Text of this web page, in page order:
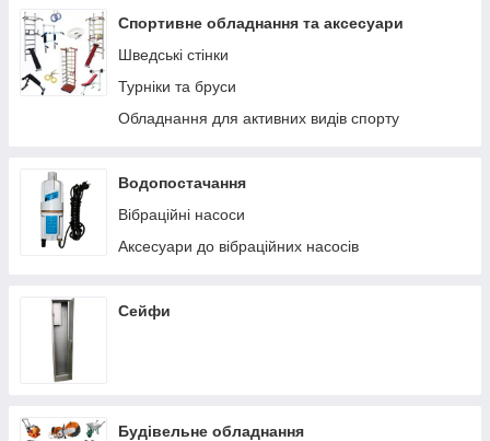
Спортивне обладнання та аксесуари
Шведські стінки
Турніки та бруси
Обладнання для активних видів спорту
Водопостачання
Вібраційні насоси
Аксесуари до вібраційних насосів
Сейфи
Будівельне обладнання